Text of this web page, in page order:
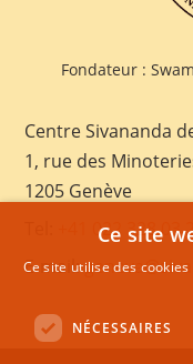
Fondateur :
Centre Sivananda
1, rue des
1205 Genève
+41 022 328 03
E-mail:
Ce site
Ce site utilise des
NÉCESSAIRES